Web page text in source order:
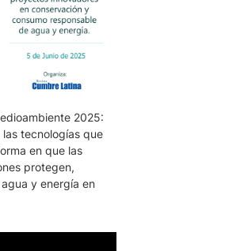
2025:
tecnologías que
en que las
protegen,
y energía en